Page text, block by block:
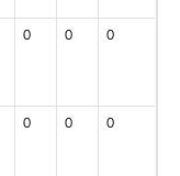
0 0 0
0 0 0